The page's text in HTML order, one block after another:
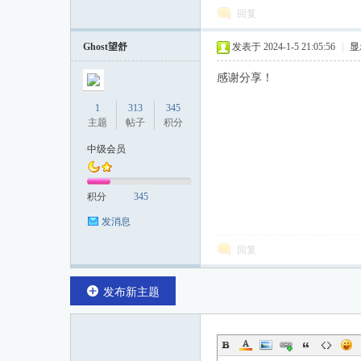
论
回复
Ghost望舒
1
主题
313
帖子
345
积分
中级会员
积分 345
发消息
发表于 2024-1-5 21:05:56
感谢分享！
回复
发布新主题